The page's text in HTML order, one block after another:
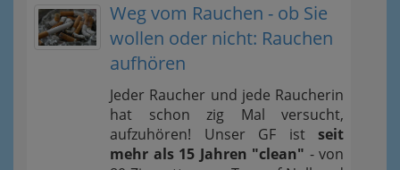
Weg vom Rauchen - ob Sie
wollen oder nicht: Rauchen
aufhören
Jeder Raucher und jede Raucherin
hat schon zig Mal versucht,
aufzuhören! Unser GF ist seit
mehr als 15 Jahren "clean" - von